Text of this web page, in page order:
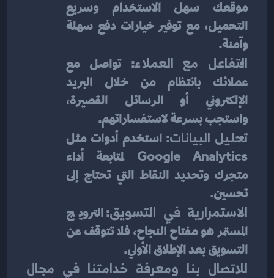
موقعك سهل الاستخدام وسريع
التحميل، مع توفير خيارات دفع سهلة
وآمنة.
التفاعل مع العملاء : تواصل مع
عملائك بانتظام من خلال البريد
واستجب بسرعة لاستفساراتهم.
تحليل البيانات
تحسين.
الاستمرارية في التسويق
التسويق بعد الإطلاق الأولي.